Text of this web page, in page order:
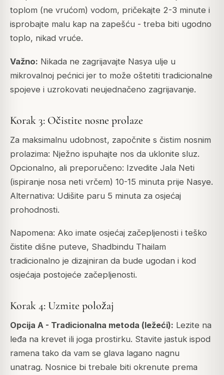
toplom (ne vrućom) vodom, pričekajte 2-3 minute i
isprobajte malu kap na zapešću - treba biti ugodno
toplo, nikad vruće.
Važno: Nikada ne zagrijavajte Nasya ulje u
mikrovalnoj pećnici jer to može oštetiti tradicionalne
spojeve i uzrokovati neujednačeno zagrijavanje.
Korak 3: Očistite nosne prolaze
Za maksimalnu udobnost, započnite s čistim nosnim
prolazima: Nježno ispuhajte nos da uklonite sluz.
Opcionalno, ali preporučeno: Izvedite Jala Neti
(ispiranje nosa neti vrčem) 10-15 minuta prije Nasye.
Alternativa: Udišite paru 5 minuta za osjećaj
prohodnosti.
Napomena: Ako imate osjećaj začepljenosti i teško
čistite dišne puteve, Shadbindu Thailam
tradicionalno je dizajniran da bude ugodan i kod
osjećaja postojeće začepljenosti.
Korak 4: Uzmite položaj
Opcija A - Tradicionalna metoda (ležeći): Lezite na
leđa na krevet ili joga prostirku. Stavite jastuk ispod
ramena tako da vam se glava lagano nagnu
unatrag. Nosnice bi trebale biti okrenute prema